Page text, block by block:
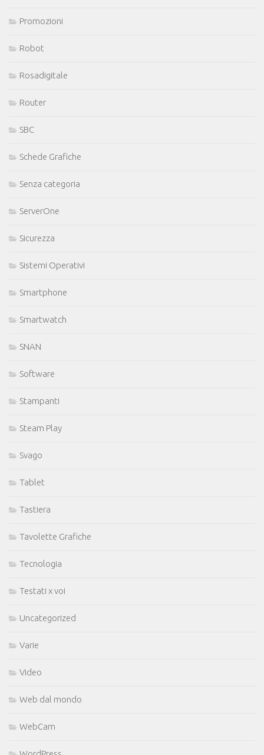
Promozioni
Robot
Rosadigitale
Router
SBC
Schede Grafiche
Senza categoria
ServerOne
Sicurezza
Sistemi Operativi
Smartphone
Smartwatch
SNAN
Software
Stampanti
Steam Play
Svago
Tablet
Tastiera
Tavolette Grafiche
Tecnologia
Testati x voi
Uncategorized
Varie
Video
Web dal mondo
WebCam